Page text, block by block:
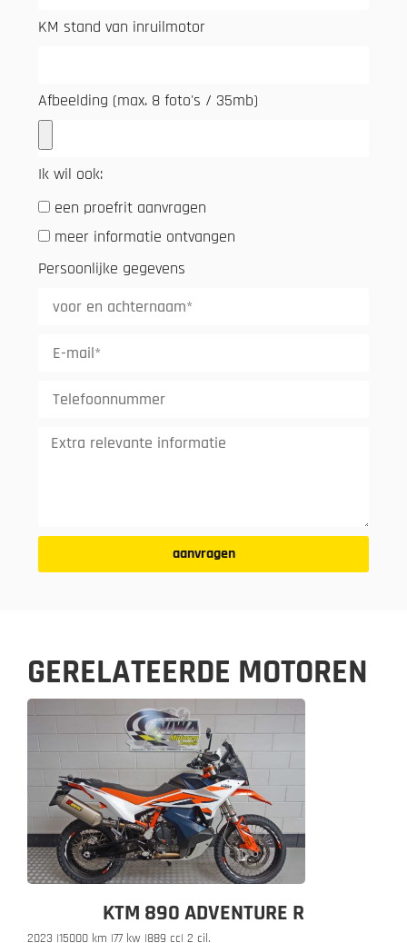
KM stand van inruilmotor
Afbeelding (max. 8 foto's / 35mb)
Ik wil ook:
een proefrit aanvragen
meer informatie ontvangen
Persoonlijke gegevens
aanvragen
GERELATEERDE MOTOREN
KTM 890 ADVENTURE R
2023 |15000 km |77 kw |889 cc| 2 cil.